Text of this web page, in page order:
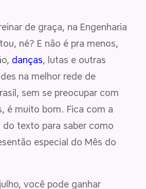
de graça, na Engenharia
né? E não é pra menos,
danças, lutas e outras
na melhor rede de
sem se preocupar com
é muito bom. Fica com a
texto para saber como
especial do Mês do
você pode ganhar